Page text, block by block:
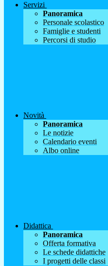
Servizi
Panoramica
Personale scolastico
Famiglie e studenti
Percorsi di studio
Novità
Panoramica
Le notizie
Calendario eventi
Albo online
Didattica
Panoramica
Offerta formativa
Le schede didattiche
I progetti delle classi